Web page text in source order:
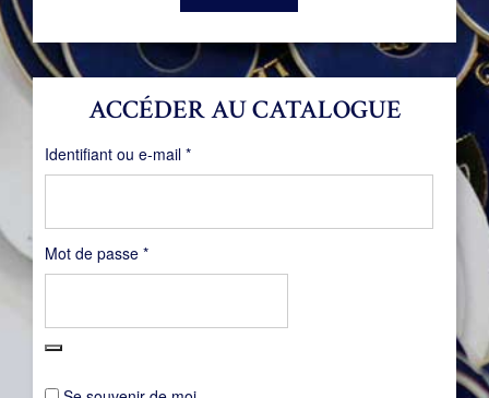
ACCÉDER AU CATALOGUE
Identifiant ou e-mail *Obligatoire
Mot de passe *Obligatoire